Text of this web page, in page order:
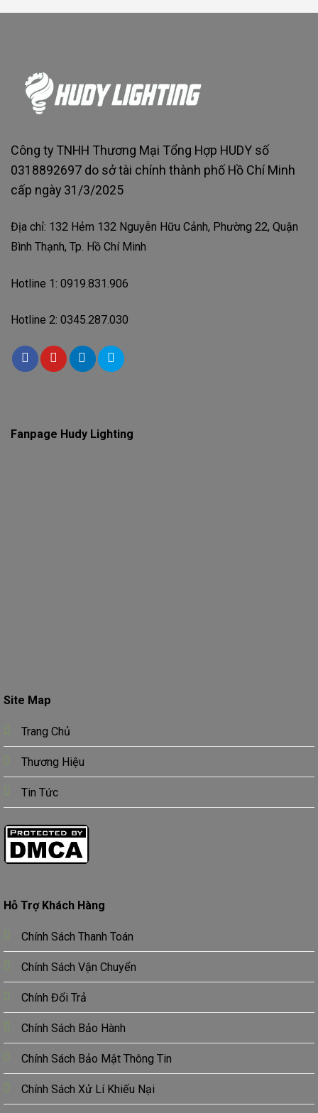
Công ty TNHH Thương Mại Tổng Hợp HUDY số
0318892697 do sở tài chính thành phố Hồ Chí Minh
cấp ngày 31/3/2025
Địa chỉ: 132 Hẻm 132 Nguyễn Hữu Cảnh, Phường 22, Quận
Bình Thạnh, Tp. Hồ Chí Minh
Hotline 1: 0919.831.906
Hotline 2: 0345.287.030
Site Map
Trang Chủ
Thương Hiệu
Tin Tức
Hỗ Trợ Khách Hàng
Chính Sách Thanh Toán
Chính Sách Vận Chuyển
Chính Đổi Trả
Chính Sách Bảo Hành
Chính Sách Bảo Mật Thông Tin
Chính Sách Xử Lí Khiếu Nại
Fanpage Hudy Lighting